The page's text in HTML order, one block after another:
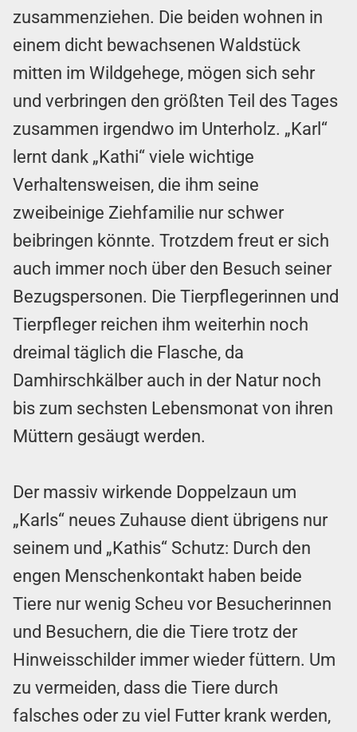
zusammenziehen. Die beiden wohnen in
einem dicht bewachsenen Waldstück
mitten im Wildgehege, mögen sich sehr
und verbringen den größten Teil des Tages
zusammen irgendwo im Unterholz. „Karl“
lernt dank „Kathi“ viele wichtige
Verhaltensweisen, die ihm seine
zweibeinige Ziehfamilie nur schwer
beibringen könnte. Trotzdem freut er sich
auch immer noch über den Besuch seiner
Bezugspersonen. Die Tierpflegerinnen und
Tierpfleger reichen ihm weiterhin noch
dreimal täglich die Flasche, da
Damhirschkälber auch in der Natur noch
bis zum sechsten Lebensmonat von ihren
Müttern gesäugt werden.
Der massiv wirkende Doppelzaun um
„Karls“ neues Zuhause dient übrigens nur
seinem und „Kathis“ Schutz: Durch den
engen Menschenkontakt haben beide
Tiere nur wenig Scheu vor Besucherinnen
und Besuchern, die die Tiere trotz der
Hinweisschilder immer wieder füttern. Um
zu vermeiden, dass die Tiere durch
falsches oder zu viel Futter krank werden,